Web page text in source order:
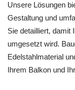
Unsere Lösungen
Gestaltung und
Sie detailliert, damit
umgesetzt wird.
Edelstahlmaterial
Ihrem Balkon und